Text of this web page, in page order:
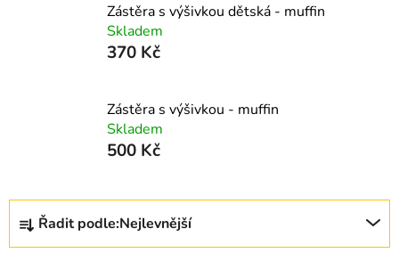
Zástěra s výšivkou dětská - muffin
Skladem
370 Kč
Zástěra s výšivkou - muffin
Skladem
500 Kč
Ř
Řadit podle:Nejlevnější